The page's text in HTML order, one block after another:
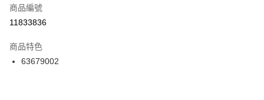
【「AFTEE先享後付」結帳流程】
１．於結帳方式選擇「AFTEE先享後付」後，將跳轉至「AFTEE先享後付」
２．訂單成立數日內，您將收到繳費通知簡訊。
３．收到繳費通知簡訊後14天內，點擊此簡訊中的連結，可透過四大超商／
ATM／網路銀行／等多元方式進行付款，方視為交易完成。
宅配
每筆NT$100，滿NT$1,500(含以上)免運費
付款後門市自取
每筆NT$100，滿NT$1,500(含以上)免運費
商品編號
11833836
商品特色
63679002